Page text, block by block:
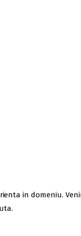
in domeniu.